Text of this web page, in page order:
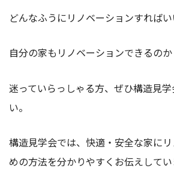
どんなふうにリノベーションすればい
自分の家もリノベーションできるのか
迷っていらっしゃる方、ぜひ構造見
い。
構造見学会では、快適・安全な家に
めの方法を分かりやすくお伝えしてい